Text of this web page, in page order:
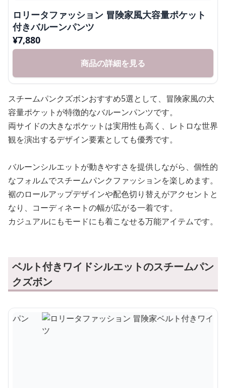
ロリータファッション 冒険家風大容量ポケット
付きバルーンパンツ
¥7,880
商品の詳細を見る
スチームパンクズボンおすすめ5選として、冒険家風の大
容量ポケットが特徴的なバルーンパンツです。
両サイドの大きなポケットは実用性も高く、レトロな世界
観を演出するデザイン要素としても優秀です。
バルーンシルエットが動きやすさを提供しながら、個性的
なフォルムでスチームパンクファッションを楽しめます。
裾のロールアップデザインや配色切り替えがアクセントと
なり、コーディネートの幅が広がる一着です。
カジュアルにもモードにも着こなせる万能アイテムです。
ベルト付きワイドシルエットのスチームパン
クズボン